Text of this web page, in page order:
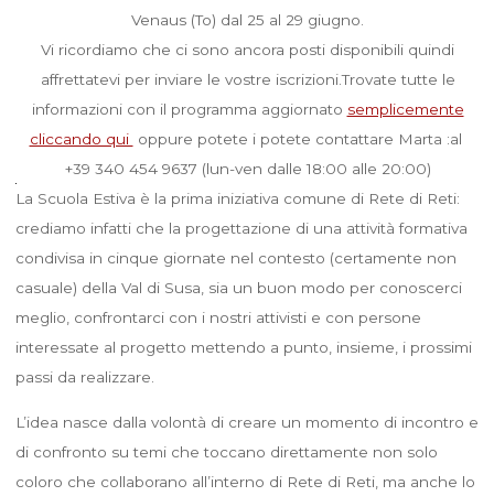
Venaus (To) dal 25 al 29 giugno.
Vi ricordiamo che ci sono ancora posti disponibili quindi
affrettatevi per inviare le vostre iscrizioni.Trovate tutte le
informazioni con il programma aggiornato semplicemente
cliccando qui oppure potete i potete contattare Marta :al
+39 340 454 9637 (lun-ven dalle 18:00 alle 20:00)
La Scuola Estiva è la prima iniziativa comune di Rete di Reti:
crediamo infatti che la progettazione di una attività formativa
condivisa in cinque giornate nel contesto (certamente non
casuale) della Val di Susa, sia un buon modo per conoscerci
meglio, confrontarci con i nostri attivisti e con persone
interessate al progetto mettendo a punto, insieme, i prossimi
passi da realizzare.
L’idea nasce dalla volontà di creare un momento di incontro e
di confronto su temi che toccano direttamente non solo
coloro che collaborano all’interno di Rete di Reti, ma anche lo